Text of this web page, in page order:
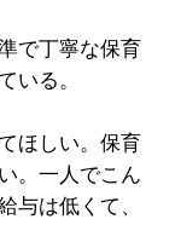
で丁寧な保育
いる。
ほしい。保育
。一人でこん
与は低くて、